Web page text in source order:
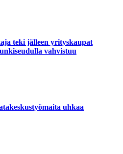
teki jälleen yrityskaupat
vahvistuu
uhkaa